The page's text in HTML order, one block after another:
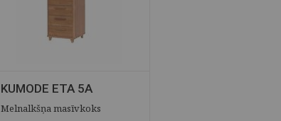
KUMODE ETA 5A
Melnalkšņa masīvkoks